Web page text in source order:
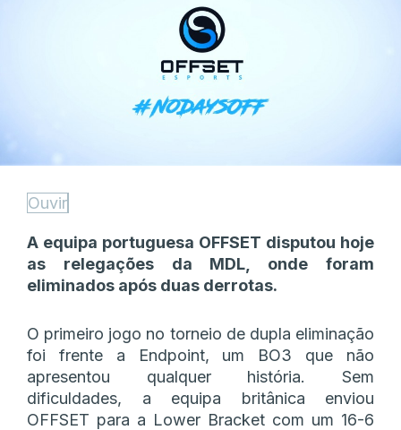
Ouvir
A equipa portuguesa OFFSET disputou hoje
as relegações da MDL, onde foram
eliminados após duas derrotas.
O primeiro jogo no torneio de dupla eliminação
foi frente a Endpoint, um BO3 que não
apresentou qualquer história. Sem
dificuldades, a equipa britânica enviou
OFFSET para a Lower Bracket com um 16-6